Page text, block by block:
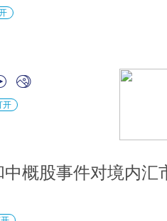
开
概股事件对境内汇